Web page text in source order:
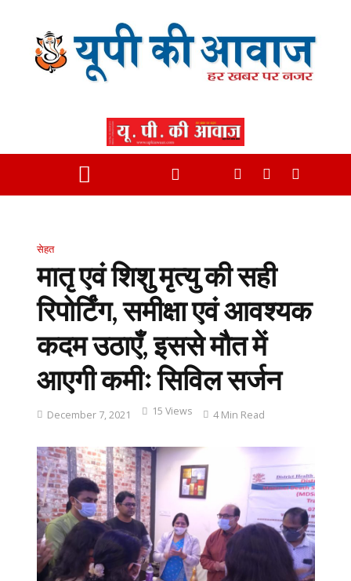
सेहत
मातृ एवं शिशु मृत्यु की सही
रिपोर्टिंग, समीक्षा एवं आवश्यक
कदम उठाएँ, इससे मौत में
आएगी कमीः सिविल सर्जन
December 7, 2021 15 Views 4 Min Read